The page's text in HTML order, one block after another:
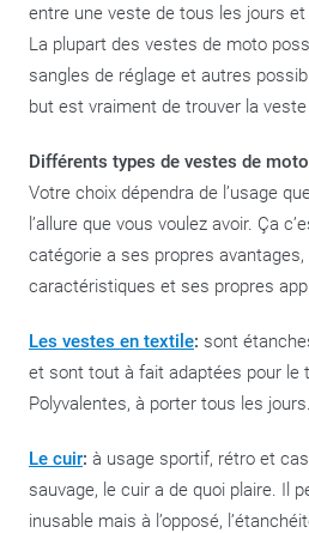
entre une veste de tous les jours
La plupart des vestes de moto
sangles de réglage et autres
but est vraiment de trouver la
Différents types de vestes de moto
Votre choix dépendra de l’usage
l’allure que vous voulez avoir. Ça
catégorie a ses propres
caractéristiques et ses propres
Les vestes en textile: sont
et sont tout à fait adaptées pour le
Polyvalentes, à porter tous les jours.
Le cuir: à usage sportif, rétro et
sauvage, le cuir a de quoi plaire. Il
inusable mais à l’opposé,